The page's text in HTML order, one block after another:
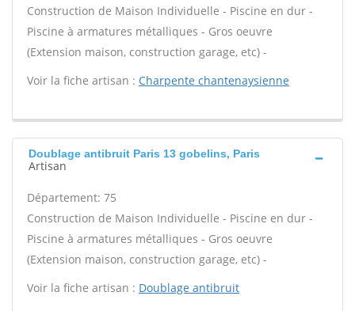
Construction de Maison Individuelle - Piscine en dur -
Piscine à armatures métalliques - Gros oeuvre
(Extension maison, construction garage, etc) -
Voir la fiche artisan : Charpente chantenaysienne
Doublage antibruit Paris 13 gobelins, Paris
Artisan
Département: 75
Construction de Maison Individuelle - Piscine en dur -
Piscine à armatures métalliques - Gros oeuvre
(Extension maison, construction garage, etc) -
Voir la fiche artisan : Doublage antibruit